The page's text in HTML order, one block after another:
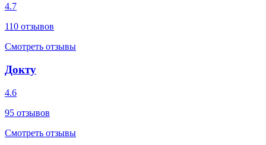
4.7
110 отзывов
Смотреть отзывы
Докту
4.6
95 отзывов
Смотреть отзывы